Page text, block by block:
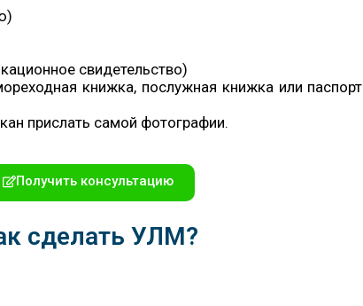
свидетельство)
книжка, послужная книжка или
прислать самой фотографии.
Получить консультацию
сделать УЛМ?